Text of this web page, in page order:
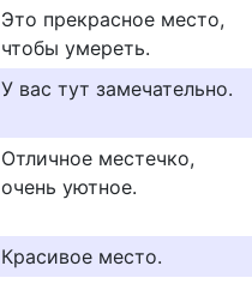
Это прекрасное место,
чтобы умереть.
У вас тут замечательно.
Отличное местечко,
очень уютное.
Красивое место.